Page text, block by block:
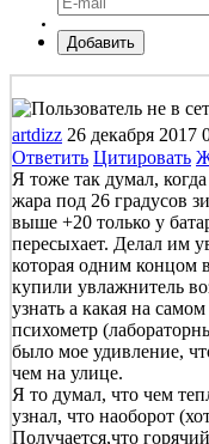
Добавить
artdizz 26 декабря 2017
Ответить Цитировать
Я тоже так думал,
жара под 26 градусов
выше +20 только у
пересыхает. Делал им
которая одним концом
купили увлажнитель
узнать а какая на
психометр
было мое удивление,
чем на улице.
Я то думал, что чем
узнал, что наоборот
Получается,что